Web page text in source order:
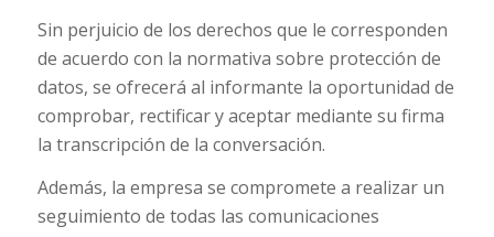
Sin perjuicio de los derechos que le corresponden
de acuerdo con la normativa sobre protección de
datos, se ofrecerá al informante la oportunidad de
comprobar, rectificar y aceptar mediante su firma
la transcripción de la conversación.
Además, la empresa se compromete a realizar un
seguimiento de todas las comunicaciones